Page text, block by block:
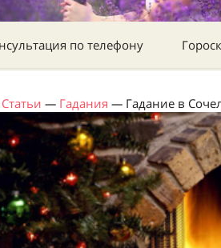
по телефону
Статьи — Гадания — Гадание в